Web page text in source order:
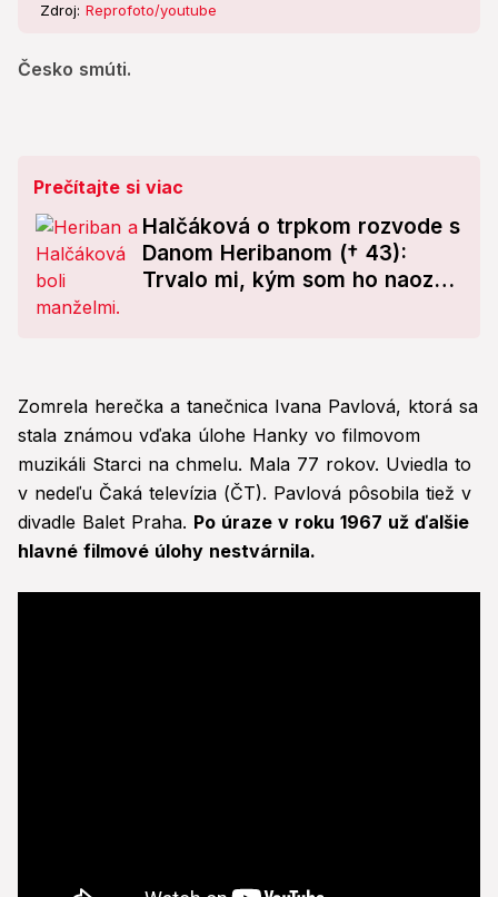
Zdroj: Reprofoto/youtube
Česko smúti.
Prečítajte si viac
Halčáková o trpkom rozvode s
Danom Heribanom († 43):
Trvalo mi, kým som ho naozaj
Zomrela herečka a tanečnica Ivana Pavlová, ktorá sa
stala známou vďaka úlohe Hanky vo filmovom
muzikáli Starci na chmelu. Mala 77 rokov. Uviedla to
v nedeľu Čaká televízia (ČT). Pavlová pôsobila tiež v
divadle Balet Praha. Po úraze v roku 1967 už ďalšie
hlavné filmové úlohy nestvárnila.